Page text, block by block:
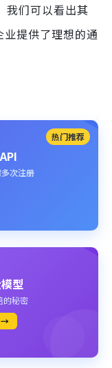
们可以看出其
提供了理想的通
热门推荐
次注册
型
的秘密
→